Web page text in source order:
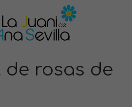
de rosas de